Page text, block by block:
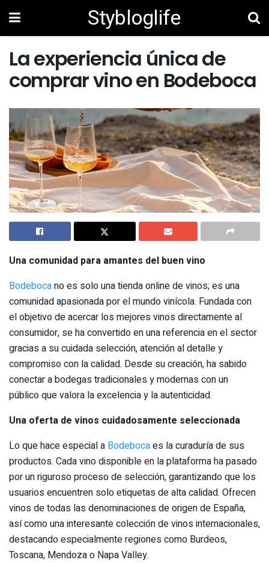
Stybloglife
La experiencia única de
comprar vino en Bodeboca
Una comunidad para amantes del buen vino
Bodebocano es solo una tienda online de vinos; es una
comunidad apasionada por el mundo vinícola. Fundada con
el objetivo de acercar los mejores vinos directamente al
consumidor, se ha convertido en una referencia en el sector
gracias a su cuidada selección, atención al detalle y
compromiso con la calidad. Desde su creación, ha sabido
conectar a bodegas tradicionales y modernas con un
público que valora la excelencia y la autenticidad.
Una oferta de vinos cuidadosamente seleccionada
Lo que hace especial a Bodebocaes la curaduría de sus
productos. Cada vino disponible en la plataforma ha pasado
por un riguroso proceso de selección, garantizando que los
usuarios encuentren solo etiquetas de alta calidad. Ofrecen
vinos de todas las denominaciones de origen de España,
así como una interesante colección de vinos internacionales,
destacando especialmente regiones como Burdeos,
Toscana, Mendoza o Napa Valley.